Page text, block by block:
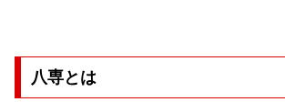
八専とは